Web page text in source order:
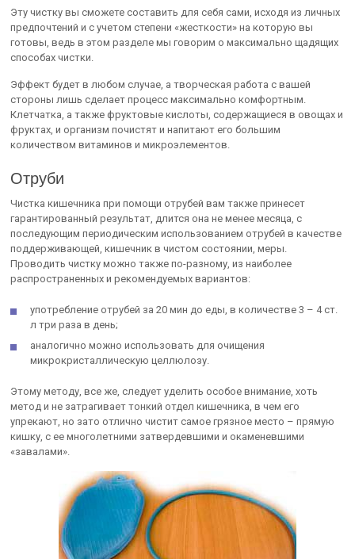
Эту чистку вы сможете составить для себя сами, исходя из личных
предпочтений и с учетом степени «жесткости» на которую вы
готовы, ведь в этом разделе мы говорим о максимально щадящих
способах чистки.
Эффект будет в любом случае, а творческая работа с вашей
стороны лишь сделает процесс максимально комфортным.
Клетчатка, а также фруктовые кислоты, содержащиеся в овощах и
фруктах, и организм почистят и напитают его большим
количеством витаминов и микроэлементов.
Отруби
Чистка кишечника при помощи отрубей вам также принесет
гарантированный результат, длится она не менее месяца, с
последующим периодическим использованием отрубей в качестве
поддерживающей, кишечник в чистом состоянии, меры.
Проводить чистку можно также по-разному, из наиболее
распространенных и рекомендуемых вариантов:
употребление отрубей за 20 мин до еды, в количестве 3 – 4 ст.
л три раза в день;
аналогично можно использовать для очищения
микрокристаллическую целлюлозу.
Этому методу, все же, следует уделить особое внимание, хоть
метод и не затрагивает тонкий отдел кишечника, в чем его
упрекают, но зато отлично чистит самое грязное место – прямую
кишку, с ее многолетними затвердевшими и окаменевшими
«завалами».